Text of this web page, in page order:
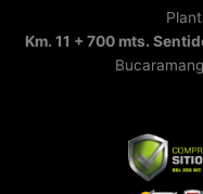
Km. 11 + 700 mts.